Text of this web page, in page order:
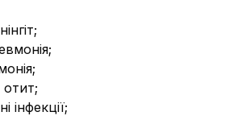
отит;
інфекції;